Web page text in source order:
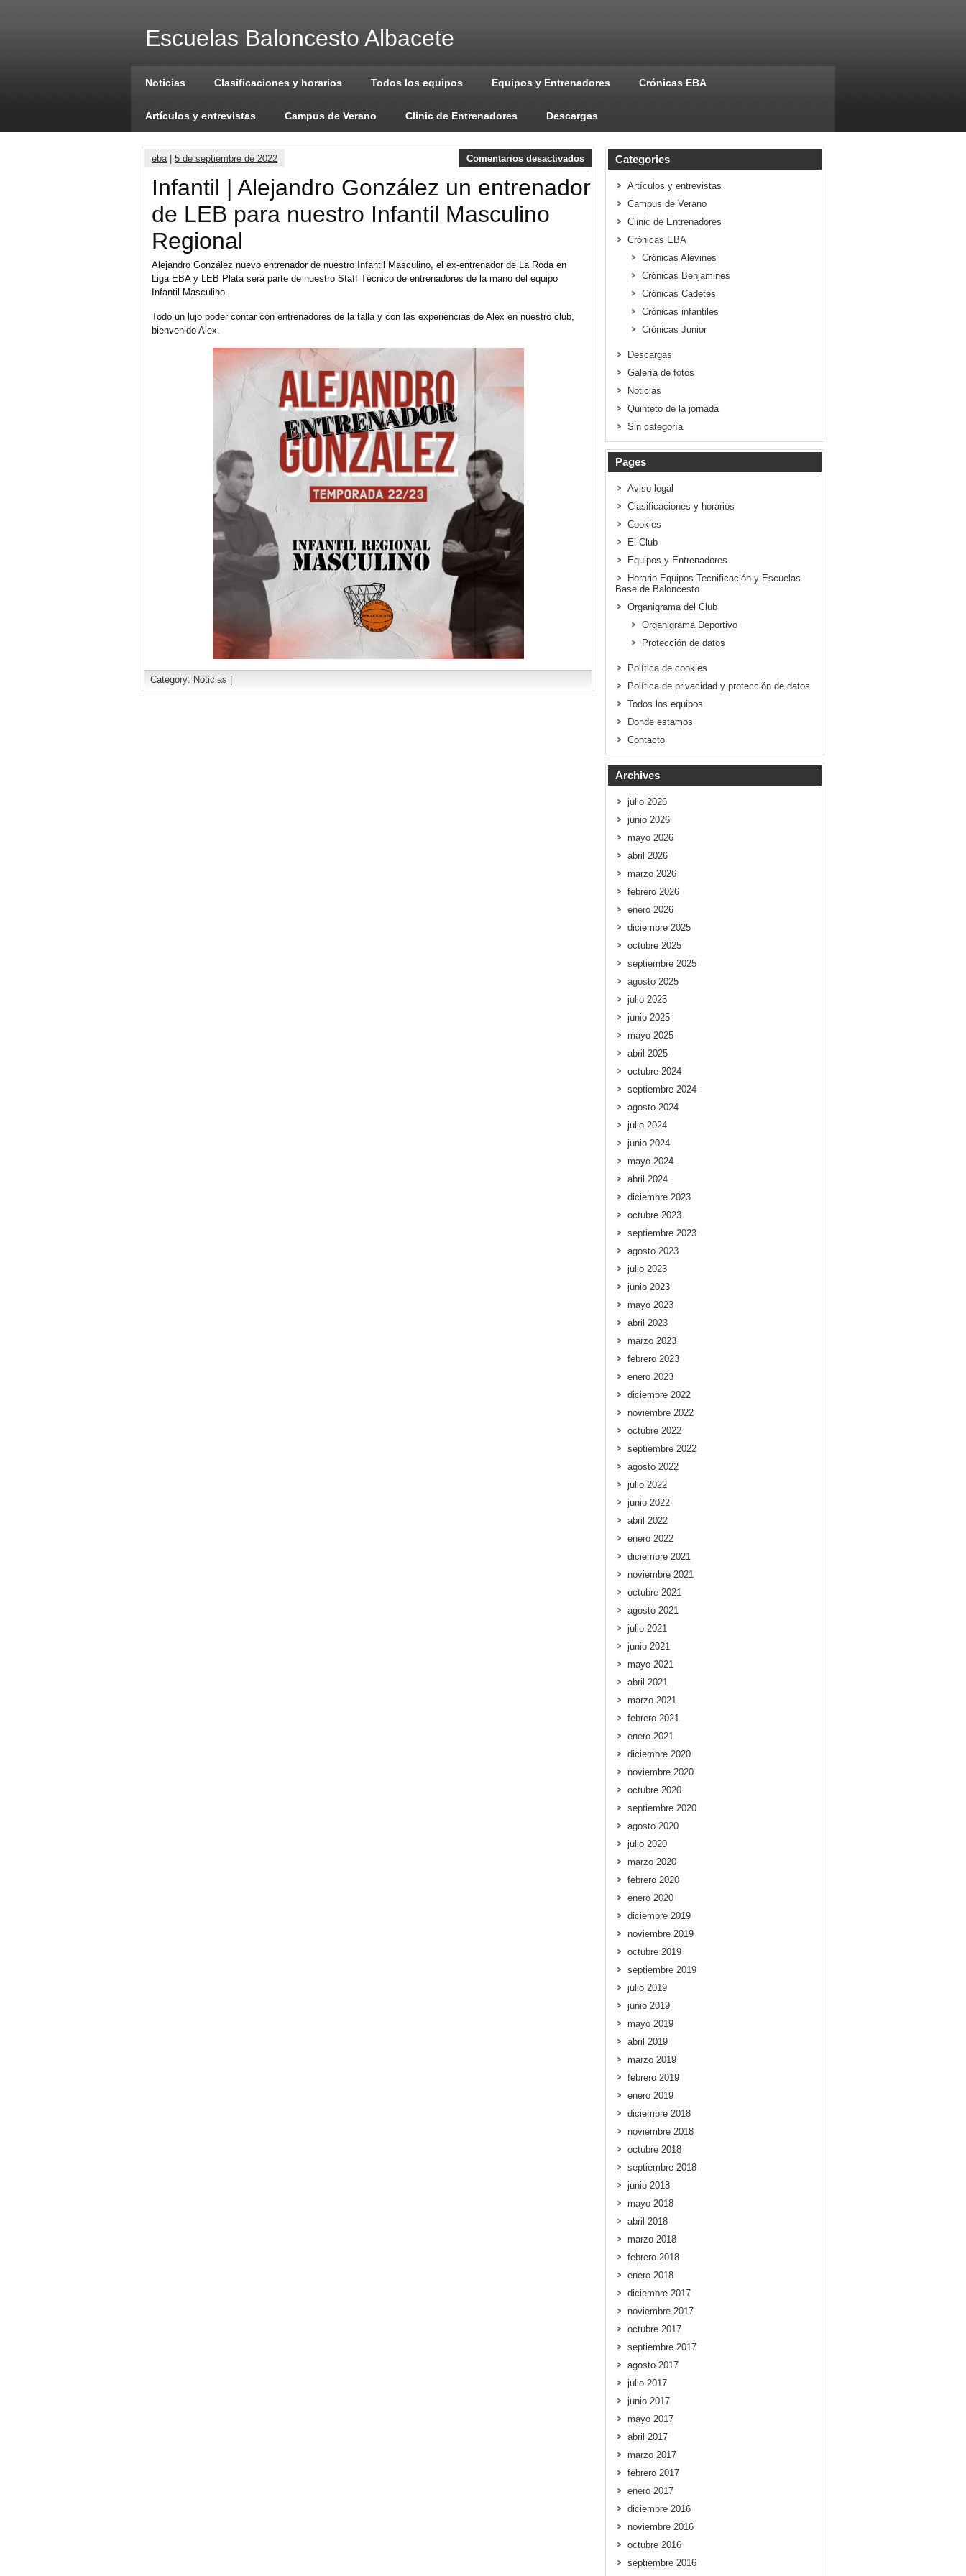
Escuelas Baloncesto Albacete
Noticias Clasificaciones y horarios Todos los equipos Equipos y Entrenadores Crónicas EBA
Artículos y entrevistas Campus de Verano Clinic de Entrenadores Descargas
eba| 5 de septiembre de 2022 Comentarios desactivados
Infantil | Alejandro González un entrenador
de LEB para nuestro Infantil Masculino
Regional
Alejandro González nuevo entrenador de nuestro Infantil Masculino, el ex-entrenador de La Roda en
Liga EBA y LEB Plata será parte de nuestro Staff Técnico de entrenadores de la mano del equipo
Infantil Masculino.
Todo un lujo poder contar con entrenadores de la talla y con las experiencias de Alex en nuestro club,
bienvenido Alex.
Category: Noticias
Categories
Artículos y entrevistas
Campus de Verano
Clinic de Entrenadores
Crónicas EBA
Crónicas Alevines
Crónicas Benjamines
Crónicas Cadetes
Crónicas infantiles
Crónicas Junior
Descargas
Galería de fotos
Noticias
Quinteto de la jornada
Sin categoría
Pages
Aviso legal
Clasificaciones y horarios
Cookies
El Club
Equipos y Entrenadores
Horario Equipos Tecnificación y Escuelas
Base de Baloncesto
Organigrama del Club
Organigrama Deportivo
Protección de datos
Política de cookies
Política de privacidad y protección de datos
Todos los equipos
Donde estamos
Contacto
Archives
julio 2026
junio 2026
mayo 2026
abril 2026
marzo 2026
febrero 2026
enero 2026
diciembre 2025
octubre 2025
septiembre 2025
agosto 2025
julio 2025
junio 2025
mayo 2025
abril 2025
octubre 2024
septiembre 2024
agosto 2024
julio 2024
junio 2024
mayo 2024
abril 2024
diciembre 2023
octubre 2023
septiembre 2023
agosto 2023
julio 2023
junio 2023
mayo 2023
abril 2023
marzo 2023
febrero 2023
enero 2023
diciembre 2022
noviembre 2022
octubre 2022
septiembre 2022
agosto 2022
julio 2022
junio 2022
abril 2022
enero 2022
diciembre 2021
noviembre 2021
octubre 2021
agosto 2021
julio 2021
junio 2021
mayo 2021
abril 2021
marzo 2021
febrero 2021
enero 2021
diciembre 2020
noviembre 2020
octubre 2020
septiembre 2020
agosto 2020
julio 2020
marzo 2020
febrero 2020
enero 2020
diciembre 2019
noviembre 2019
octubre 2019
septiembre 2019
julio 2019
junio 2019
mayo 2019
abril 2019
marzo 2019
febrero 2019
enero 2019
diciembre 2018
noviembre 2018
octubre 2018
septiembre 2018
junio 2018
mayo 2018
abril 2018
marzo 2018
febrero 2018
enero 2018
diciembre 2017
noviembre 2017
octubre 2017
septiembre 2017
agosto 2017
julio 2017
junio 2017
mayo 2017
abril 2017
marzo 2017
febrero 2017
enero 2017
diciembre 2016
noviembre 2016
octubre 2016
septiembre 2016